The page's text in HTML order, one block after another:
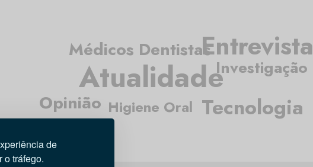
de
o tráfego.
Atualidade
Médicos Dentistas
Higiene Oral
Entrevista
Opinião Tecnologia
Investigação